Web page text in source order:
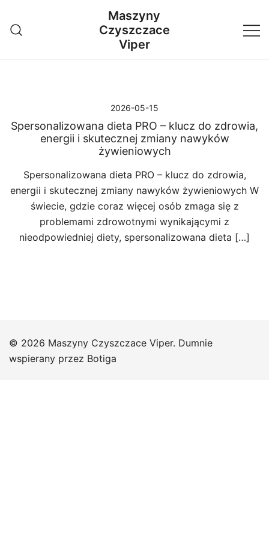
treści
Maszyny
Czyszczace
Viper
2026-05-15
Spersonalizowana dieta PRO – klucz do zdrowia,
energii i skutecznej zmiany nawyków
żywieniowych
Spersonalizowana dieta PRO – klucz do zdrowia,
energii i skutecznej zmiany nawyków żywieniowych W
świecie, gdzie coraz więcej osób zmaga się z
problemami zdrowotnymi wynikającymi z
nieodpowiedniej diety, spersonalizowana dieta […]
© 2026 Maszyny Czyszczace Viper. Dumnie
wspierany przez Botiga